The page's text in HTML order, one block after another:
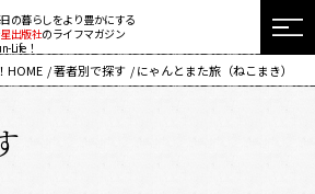
の暮らしをより豊かにする
出版社のライフマガジン
Life！
HOME 著者別で探す にゃんとまた旅（ねこまき）